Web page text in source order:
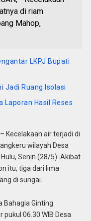
di riam
Mahop,
LKPJ Bupati
Jadi Ruang Isolasi
Laporan Hasil Reses
– Kecelakaan air terjadi di
wilayah Desa
Senin (28/5). Akibat
itu, tiga dari lima
di sungai.
Bahagia Ginting
06.30 WIB Desa